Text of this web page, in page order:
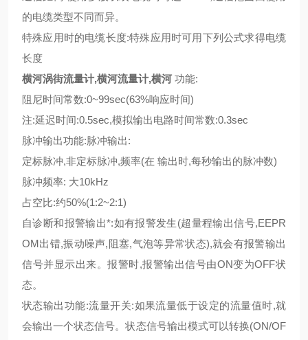
的电缆类型不同而异。
特殊应用时的电缆长度:特殊应用时可用下列公式求得电缆
长度
横河涡街流量计,横河流量计,横河 功能:
阻尼时间常数:0~99sec(63%响应时间)
注:延迟时间:0.5sec,模拟输出电路时间常数:0.3sec
脉冲输出功能:脉冲输出:
定标脉冲,非定标脉冲,频率(在 输出时,每秒输出的脉冲数)
脉冲频率: 大10kHz
占空比:约50%(1:2~2:1)
自诊断和报警输出*:如有报警发生(超量程输出信号,EEPR
OM出错,振动噪声,阻塞,气泡等异常状态),就会有报警输出
信号并显示出来。报警时,报警输出信号由ON变为OFF状
态。
状态输出功能:流量开关:如果流量低于设定的流量值时,就
会输出一个状态信号。状态信号输出模式可以转换(ON/OF